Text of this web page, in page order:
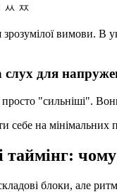
ㅆ ㅉ
вимови. В
для
"сильніші".
себе на мінімальних
таймінг:
блоки, але